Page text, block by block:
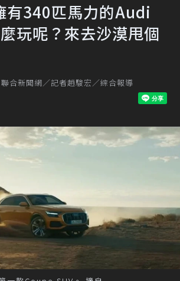
有340匹馬力的Audi
玩呢？來去沙漠甩個
聯合新聞網／記者趙駿宏／綜合報導